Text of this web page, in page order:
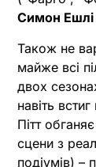
Симон Ешлі
Також не
майже всі
двох
навіть
Пітт
сцени з
подіумів) –